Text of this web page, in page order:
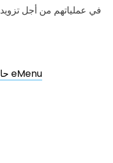
حاجة المطاعم إلى زيادة طلباتها عبر الأجهزة المحمولة بسرعة باستخدام تطبيق eMenu